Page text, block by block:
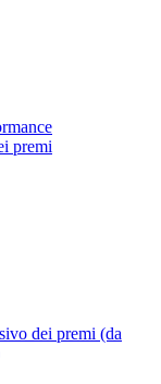
premi
dei premi (da